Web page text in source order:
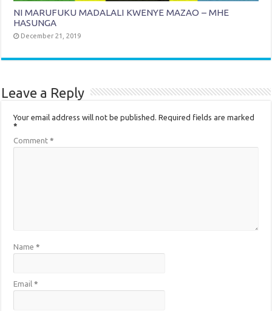
NI MARUFUKU MADALALI KWENYE MAZAO – MHE
HASUNGA
December 21, 2019
Leave a Reply
Your email address will not be published. Required fields are marked
*
Comment*
Name*
Email*